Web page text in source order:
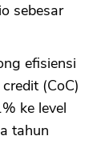
sebesar
efisiensi
(CoC)
ke level
tahun